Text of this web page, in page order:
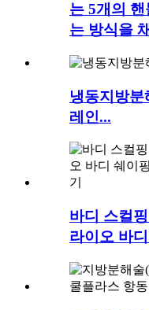
는 5개의
는 방식을
냉동지방
레인...
바디 스컬
라이오 바